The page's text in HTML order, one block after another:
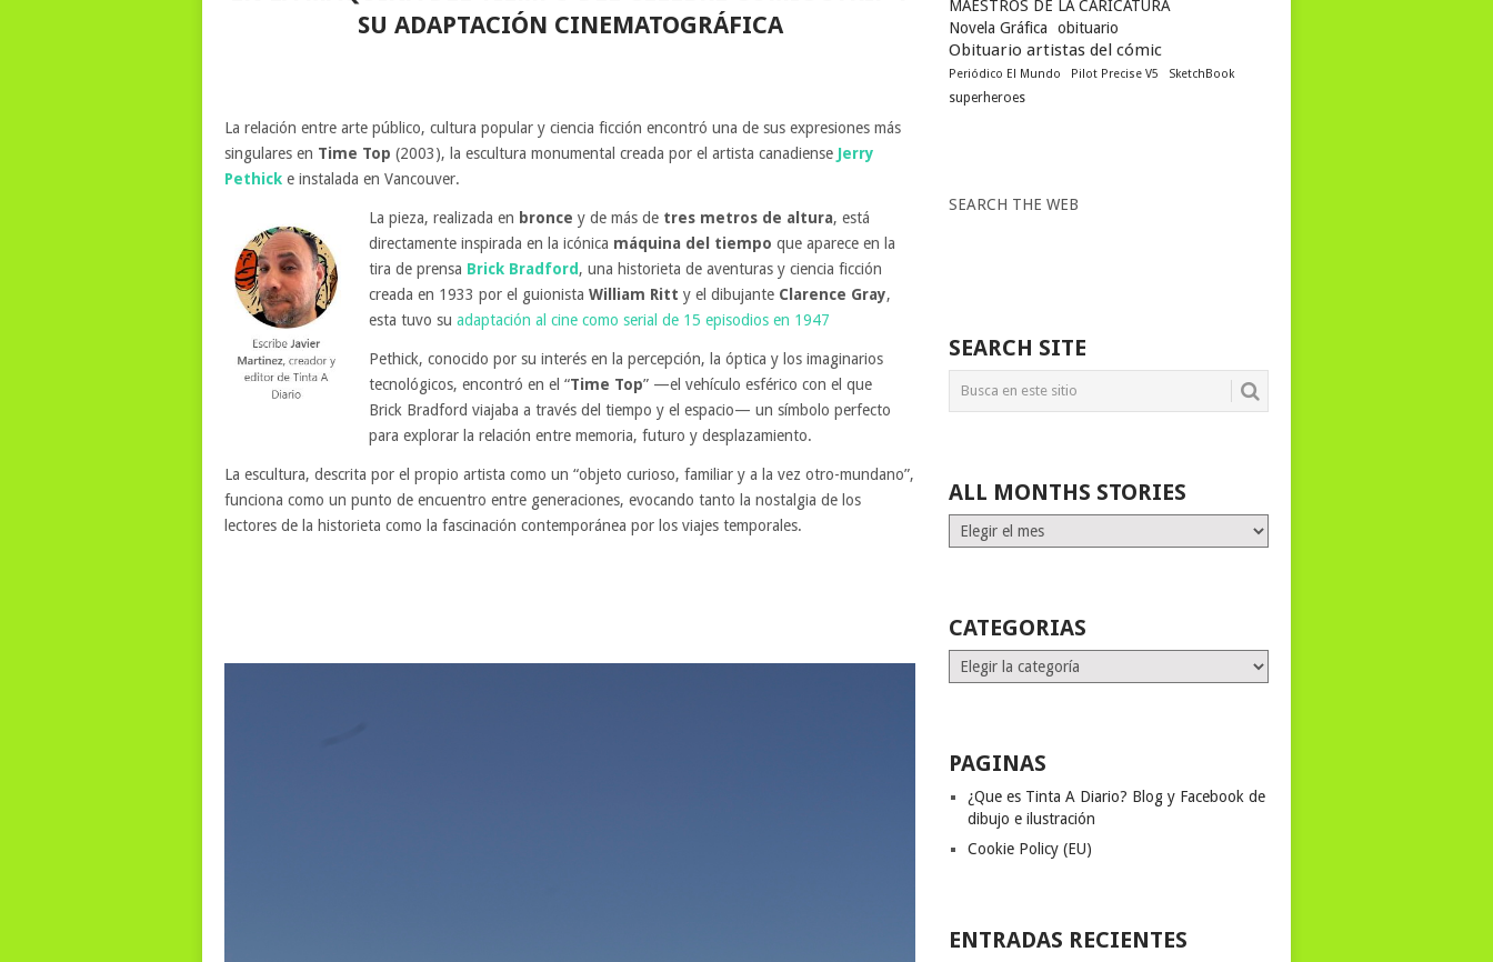
SU ADAPTACIÓN CINEMATOGRÁFICA
La relación entre arte público, cultura popular y ciencia ficción encontró una de sus expresiones más
singulares en Time Top (2003), la escultura monumental creada por el artista canadiense Jerry
Pethick e instalada en Vancouver.
La pieza, realizada en bronce y de más de tres metros de altura, está
directamente inspirada en la icónica máquina del tiempo que aparece en la
tira de prensa Brick Bradford , una historieta de aventuras y ciencia ficción
creada en 1933 por el guionista William Ritt y el dibujante Clarence Gray,
esta tuvo su adaptación al cine como serial de 15 episodios en 1947
Pethick, conocido por su interés en la percepción, la óptica y los imaginarios
tecnológicos, encontró en el “Time Top” —el vehículo esférico con el que
Brick Bradford viajaba a través del tiempo y el espacio— un símbolo perfecto
para explorar la relación entre memoria, futuro y desplazamiento.
La escultura, descrita por el propio artista como un “objeto curioso, familiar y a la vez otro-mundano”,
funciona como un punto de encuentro entre generaciones, evocando tanto la nostalgia de los
lectores de la historieta como la fascinación contemporánea por los viajes temporales.
MAESTROS DE LA CARICATURA
Novela Gráfica
obituario
Obituario artistas del cómic
Periódico El Mundo Pilot Precise V5 SketchBook
superheroes
SEARCH THE WEB
SEARCH SITE
ALL MONTHS STORIES
ALL
MONTHS
CATEGORIAS
Categorias
PAGINAS
¿Que es Tinta A Diario? Blog y Facebook de
dibujo e ilustración
Cookie Policy (EU)
ENTRADAS RECIENTES